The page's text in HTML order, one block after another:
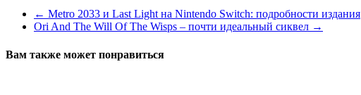
← Metro 2033 и Last Light на Nintendo Switch: подробности издания
Ori And The Will Of The Wisps – почти идеальный сиквел →
Вам также может понравиться